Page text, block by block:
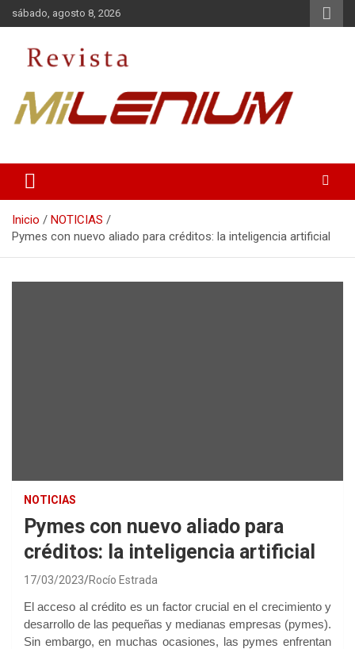
Saltar
al
sábado, agosto 8, 2026
Inicio
NOTICIAS
Pymes con nuevo aliado para créditos: la inteligencia artificial
NOTICIAS
Pymes con nuevo aliado para
créditos: la inteligencia artificial
17/03/2023 Rocío Estrada
El acceso al crédito es un factor crucial en el crecimiento y
desarrollo de las pequeñas y medianas empresas (pymes).
Sin embargo, en muchas ocasiones, las pymes enfrentan